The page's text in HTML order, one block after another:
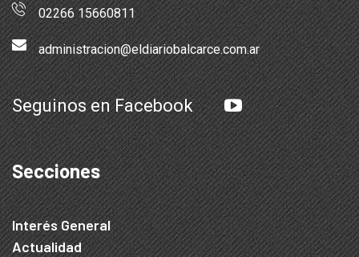
02266 15660811
administracion@eldiariobalcarce.com.ar
Seguinos en Facebook
Secciones
Interés General
Actualidad